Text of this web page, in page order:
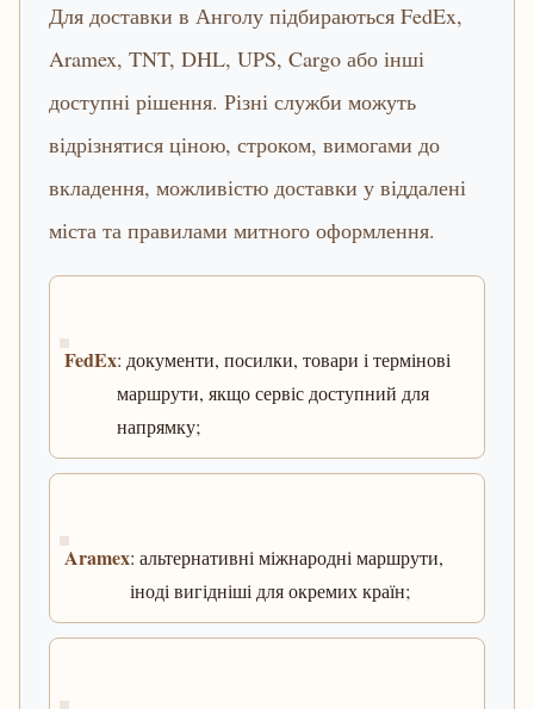
Для доставки в Анголу підбираються FedEx,
Aramex, TNT, DHL, UPS, Cargo або інші
доступні рішення. Різні служби можуть
відрізнятися ціною, строком, вимогами до
вкладення, можливістю доставки у віддалені
міста та правилами митного оформлення.
FedEx: документи, посилки, товари і термінові
маршрути, якщо сервіс доступний для
напрямку;
Aramex: альтернативні міжнародні маршрути,
іноді вигідніші для окремих країн;